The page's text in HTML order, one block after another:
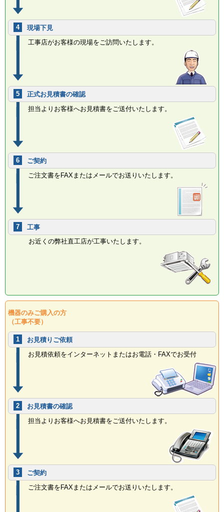
4
現場下見
工事店がお客様の現場をご訪問いたします。
5
正式お見積書の確認
担当よりお客様へお見積書をご送付いたします。
6
ご契約
ご注文書をFAXまたはメールでお送りいたします。
7
工事
お近くの弊社直工店が工事いたします。
機器のみご購入の方
（工事不要）
1
お見積りご依頼
お見積依頼をインターネットまたはお電話・FAXでお受付
2
お見積書の確認
担当よりお客様へお見積書をご送付いたします。
3
ご契約
ご注文書をFAXまたはメールでお送りいたします。